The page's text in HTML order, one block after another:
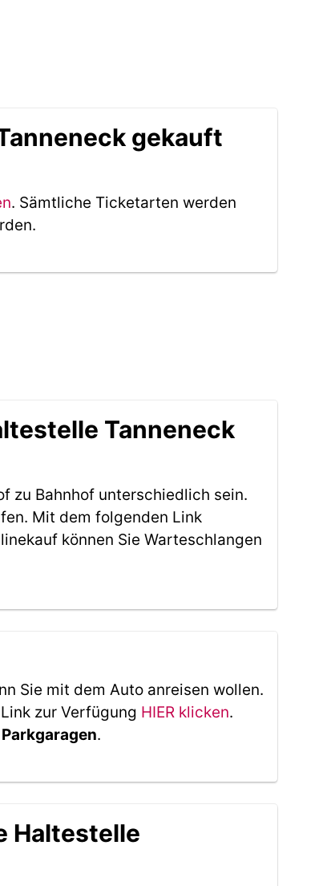
gekauft
. Sämtliche Ticketarten werden
Tanneneck
zu Bahnhof unterschiedlich sein.
Mit dem folgenden Link
können Sie Warteschlangen
Sie mit dem Auto anreisen wollen.
zur Verfügung HIER klicken.
.
Haltestelle